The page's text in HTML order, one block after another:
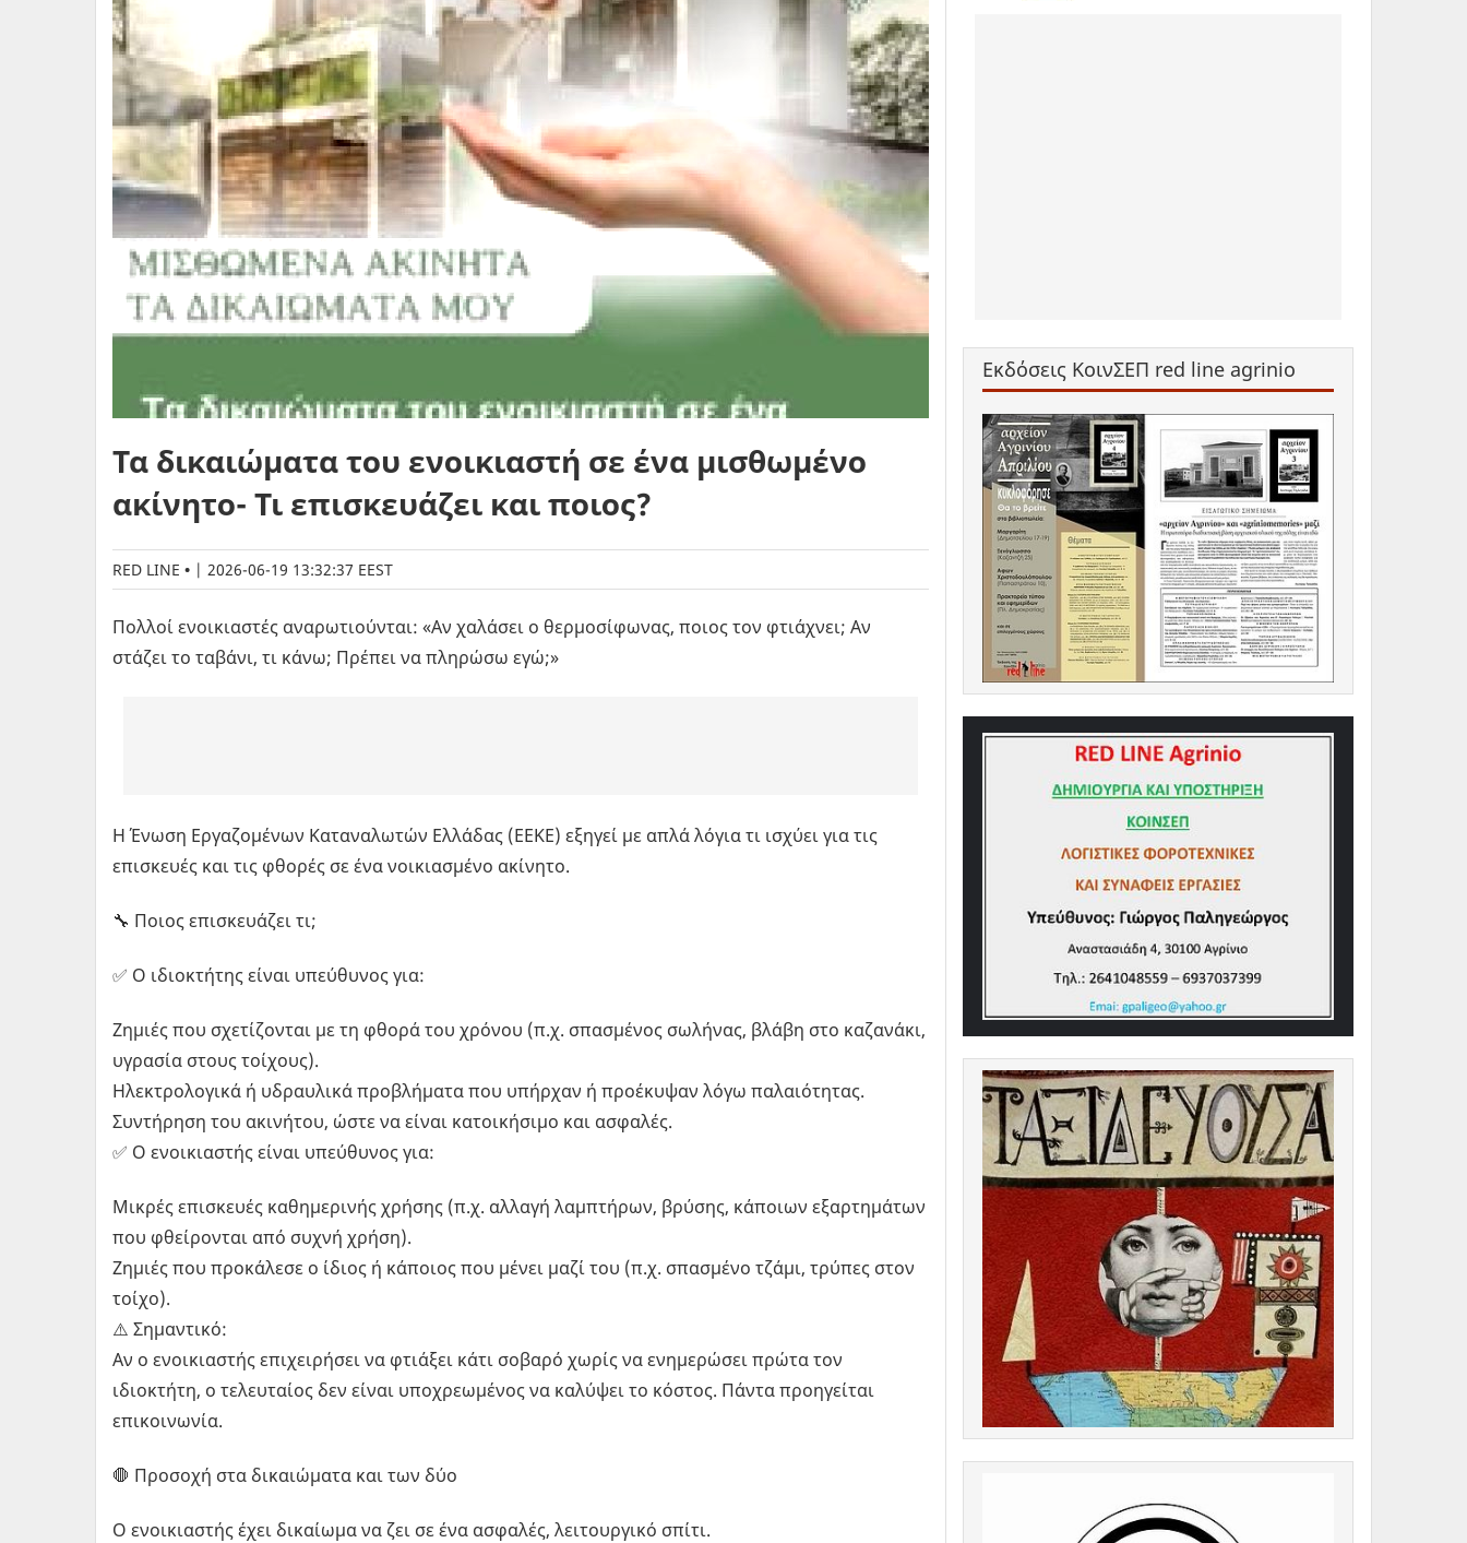
Τα δικαιώματα του ενοικιαστή σε ένα μισθωμένο
ακίνητο- Τι επισκευάζει και ποιος?
RED LINE | 2026-06-19 13:32:37 EEST
Πολλοί ενοικιαστές αναρωτιούνται: «Αν χαλάσει ο θερμοσίφωνας, ποιος τον φτιάχνει; Αν
στάζει το ταβάνι, τι κάνω; Πρέπει να πληρώσω εγώ;»
Η Ένωση Εργαζομένων Καταναλωτών Ελλάδας (ΕΕΚΕ) εξηγεί με απλά λόγια τι ισχύει για τις
επισκευές και τις φθορές σε ένα νοικιασμένο ακίνητο.
🔧 Ποιος επισκευάζει τι;
✅ Ο ιδιοκτήτης είναι υπεύθυνος για:
Ζημιές που σχετίζονται με τη φθορά του χρόνου (π.χ. σπασμένος σωλήνας, βλάβη στο καζανάκι,
υγρασία στους τοίχους).
Ηλεκτρολογικά ή υδραυλικά προβλήματα που υπήρχαν ή προέκυψαν λόγω παλαιότητας.
Συντήρηση του ακινήτου, ώστε να είναι κατοικήσιμο και ασφαλές.
✅ Ο ενοικιαστής είναι υπεύθυνος για:
Μικρές επισκευές καθημερινής χρήσης (π.χ. αλλαγή λαμπτήρων, βρύσης, κάποιων εξαρτημάτων
που φθείρονται από συχνή χρήση).
Ζημιές που προκάλεσε ο ίδιος ή κάποιος που μένει μαζί του (π.χ. σπασμένο τζάμι, τρύπες στον
τοίχο).
⚠️ Σημαντικό:
Αν ο ενοικιαστής επιχειρήσει να φτιάξει κάτι σοβαρό χωρίς να ενημερώσει πρώτα τον
ιδιοκτήτη, ο τελευταίος δεν είναι υποχρεωμένος να καλύψει το κόστος. Πάντα προηγείται
επικοινωνία.
🛑 Προσοχή στα δικαιώματα και των δύο
Ο ενοικιαστής έχει δικαίωμα να ζει σε ένα ασφαλές, λειτουργικό σπίτι.
Εκδόσεις ΚοινΣΕΠ red line agrinio